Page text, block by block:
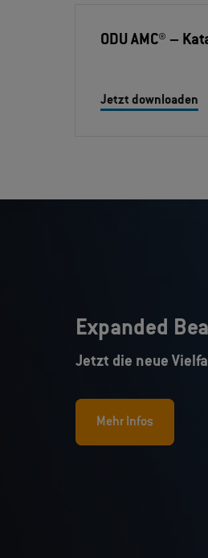
ODU AMC® –
Jetzt downloaden
Expanded
Jetzt die neue
Mehr Infos